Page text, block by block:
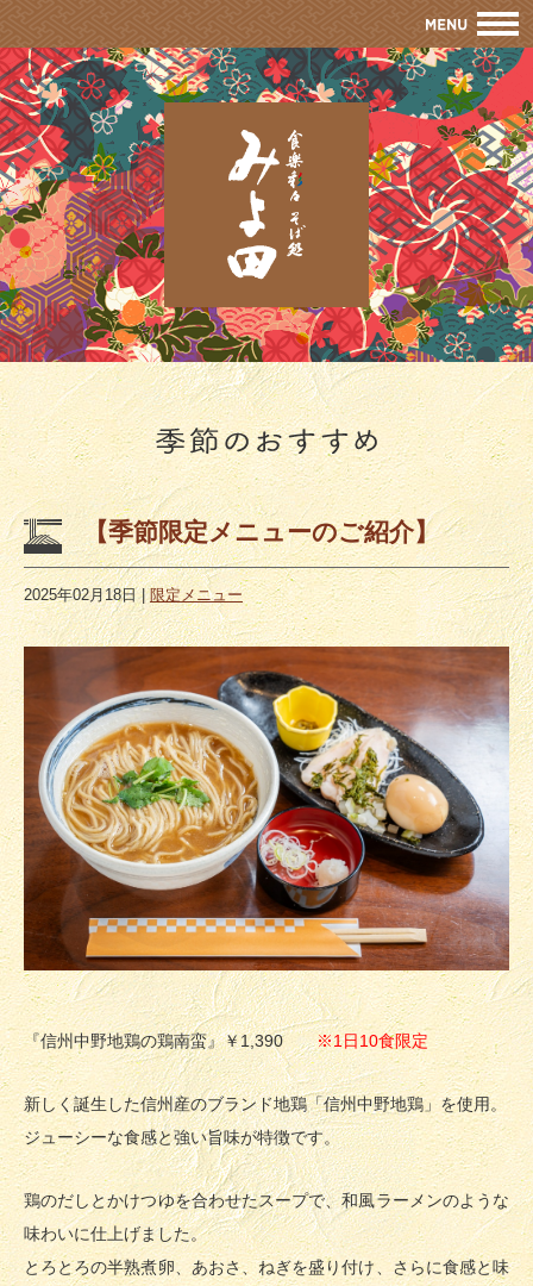
【季節限定メニューのご紹介】
2025年02月18日|限定メニュー
『信州中野地鶏の鶏南蛮』￥1,390※1日10食限定
新しく誕生した信州産のブランド地鶏「信州中野地鶏」を使用。
ジューシーな食感と強い旨味が特徴です。
鶏のだしとかけつゆを合わせたスープで、和風ラーメンのような
味わいに仕上げました。
とろとろの半熟煮卵、あおさ、ねぎを盛り付け、さらに食感と味